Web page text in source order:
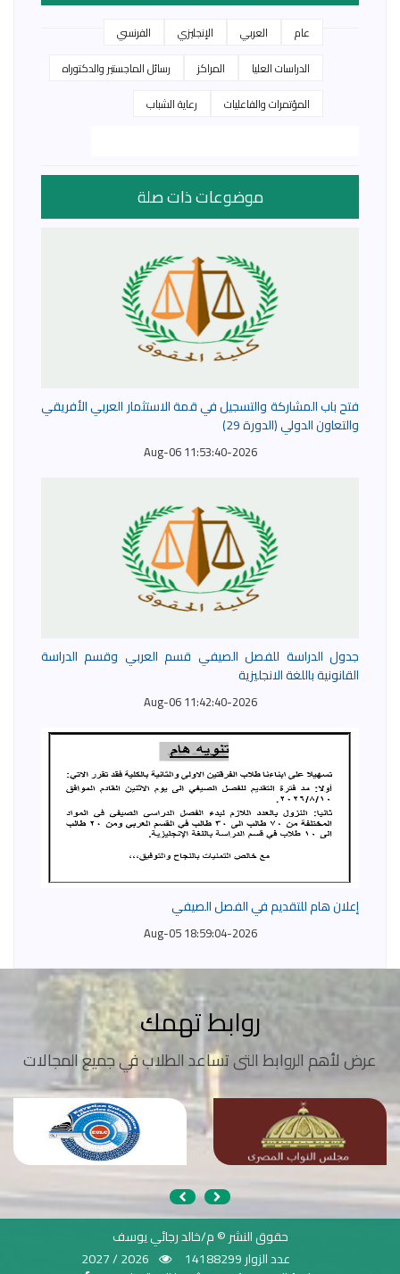
عام العربي الإنجليزي
الفرنسي
الدراسات العليا
المراكز
رسائل الماجستير والدكتوراه
المؤتمرات والفاعليات
رعاية الشباب
موضوعات ذات صلة
فتح باب المشاركة والتسجيل في قمة الاستثمار العربي الأفريقي
والتعاون الدولي (الدورة 29)
2026-Aug-06 11:53:40
جدول الدراسة للفصل الصيفي قسم العربي وقسم الدراسة
القانونية باللغة الانجليزية
2026-Aug-06 11:42:40
إعلان هام للتقديم في الفصل الصيفي
2026-Aug-05 18:59:04
روابط تهمك
عرض لأهم الروابط التى تساعد الطلاب في جميع المجالات
حقوق النشر © م/خالد رجائي يوسف
عدد الزوار 14188299
2026 / 2027